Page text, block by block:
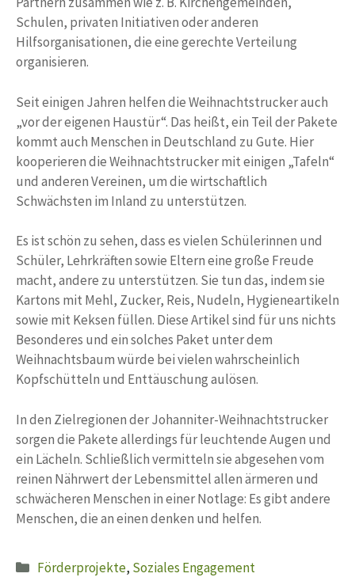
Schulen, privaten Initiativen oder anderen
Hilfsorganisationen, die eine gerechte Verteilung
organisieren.
Seit einigen Jahren helfen die Weihnachtstrucker auch
„vor der eigenen Haustür“. Das heißt, ein Teil der Pakete
kommt auch Menschen in Deutschland zu Gute. Hier
kooperieren die Weihnachtstrucker mit einigen „Tafeln“
und anderen Vereinen, um die wirtschaftlich
Schwächsten im Inland zu unterstützen.
Es ist schön zu sehen, dass es vielen Schülerinnen und
Schüler, Lehrkräften sowie Eltern eine große Freude
macht, andere zu unterstützen. Sie tun das, indem sie
Kartons mit Mehl, Zucker, Reis, Nudeln, Hygieneartikeln
sowie mit Keksen füllen. Diese Artikel sind für uns nichts
Besonderes und ein solches Paket unter dem
Weihnachtsbaum würde bei vielen wahrscheinlich
Kopfschütteln und Enttäuschung aulösen.
In den Zielregionen der Johanniter-Weihnachtstrucker
sorgen die Pakete allerdings für leuchtende Augen und
ein Lächeln. Schließlich vermitteln sie abgesehen vom
reinen Nährwert der Lebensmittel allen ärmeren und
schwächeren Menschen in einer Notlage: Es gibt andere
Menschen, die an einen denken und helfen.
Kategorien
Förderprojekte, Soziales Engagement